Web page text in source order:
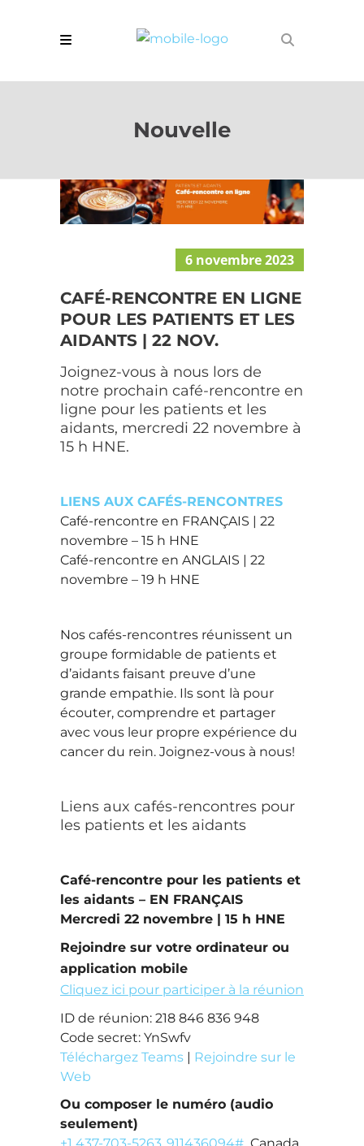
Nouvelle
6 novembre 2023
CAFÉ-RENCONTRE EN LIGNE
POUR LES PATIENTS ET LES
AIDANTS | 22 NOV.
Joignez-vous à nous lors de
notre prochain café-rencontre en
ligne pour les patients et les
aidants, mercredi 22 novembre à
15 h HNE.
LIENS AUX CAFÉS-RENCONTRES
Café-rencontre en FRANÇAIS | 22
novembre – 15 h HNE
Café-rencontre en ANGLAIS | 22
novembre – 19 h HNE
Nos cafés-rencontres réunissent un
groupe formidable de patients et
d’aidants faisant preuve d’une
grande empathie. Ils sont là pour
écouter, comprendre et partager
avec vous leur propre expérience du
cancer du rein. Joignez-vous à nous!
Liens aux cafés-rencontres pour
les patients et les aidants
Café-rencontre pour les patients et
les aidants – EN FRANÇAIS
Mercredi 22 novembre | 15 h HNE
Rejoindre sur votre ordinateur ou
application mobile
Cliquez ici pour participer à la réunion
ID de réunion: 218 846 836 948
Code secret: YnSwfv
Téléchargez Teams | Rejoindre sur le
Web
Ou composer le numéro (audio
seulement)
+1 437-703-5263,,911436094# Canada,